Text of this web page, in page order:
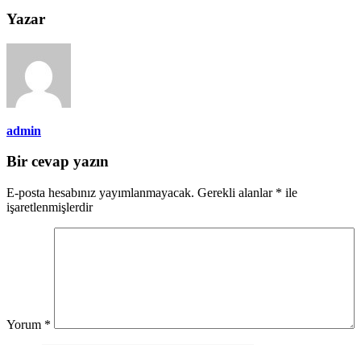
Yazar
admin
Bir cevap yazın
E-posta hesabınız yayımlanmayacak. Gerekli alanlar * ile
işaretlenmişlerdir
Yorum *